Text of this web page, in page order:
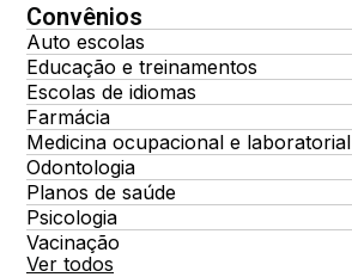
Convênios
Auto escolas
Educação e treinamentos
Escolas de idiomas
Farmácia
Medicina ocupacional e laboratorial
Odontologia
Planos de saúde
Psicologia
Vacinação
Ver todos